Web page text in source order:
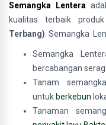
Semangka Lentera
kualitas terbaik produk
Terbang) . Semangka
Semangka
bercabangan
Tanam
untuk berkebun
Tanaman